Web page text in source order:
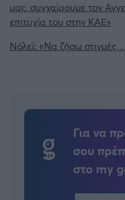
μας, συγχαίρουμε τον
επιτυχία του στην ΚΑΕ»
Nόλεϊ: «Να ζήσω
Για να
σου
στο my